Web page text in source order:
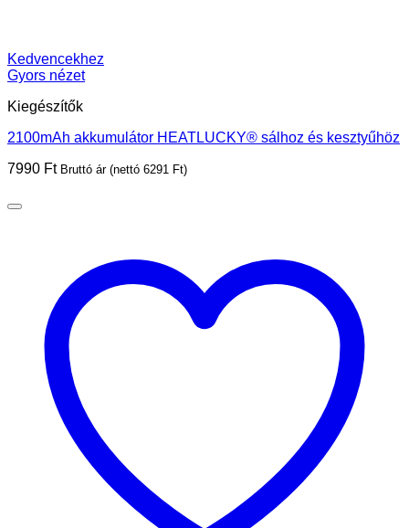
Kedvencekhez
Gyors nézet
Kiegészítők
2100mAh akkumulátor HEATLUCKY® sálhoz és kesztyűhöz
7990 Ft Bruttó ár (nettó 6291 Ft)